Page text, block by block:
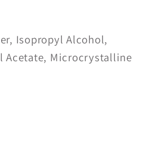
Isopropyl Alcohol,
Acetate, Microcrystalline